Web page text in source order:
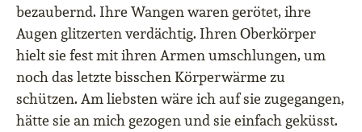
bezaubernd. Ihre Wangen waren gerötet, ihre
Augen glitzerten verdächtig. Ihren Oberkörper
hielt sie fest mit ihren Armen umschlungen, um
noch das letzte bisschen Körperwärme zu
schützen. Am liebsten wäre ich auf sie zugegangen,
hätte sie an mich gezogen und sie einfach geküsst.